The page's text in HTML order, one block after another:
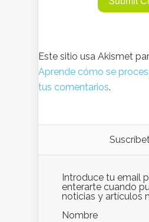
Este sitio usa Akismet
Aprende cómo se
tus comentarios.
Introduce tu email
enterarte cuando
noticias y artículos
Nombre